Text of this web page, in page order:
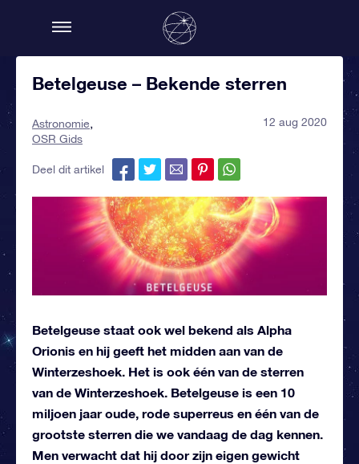
Betelgeuse – Bekende sterren
Astronomie
OSR Gids
12 aug 2020
Deel dit artikel
Betelgeuse staat ook wel bekend als Alpha
Orionis en hij geeft het midden aan van de
Winterzeshoek. Het is ook één van de sterren
van de Winterzeshoek. Betelgeuse is een 10
miljoen jaar oude, rode superreus en één van de
grootste sterren die we vandaag de dag kennen.
Men verwacht dat hij door zijn eigen gewicht